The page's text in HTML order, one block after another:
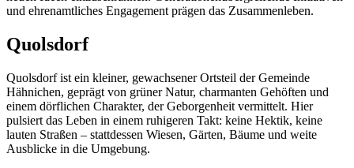
und ehrenamtliches Engagement prägen das Zusammenleben.
Quolsdorf
Quolsdorf ist ein kleiner, gewachsener Ortsteil der Gemeinde
Hähnichen, geprägt von grüner Natur, charmanten Gehöften und
einem dörflichen Charakter, der Geborgenheit vermittelt. Hier
pulsiert das Leben in einem ruhigeren Takt: keine Hektik, keine
lauten Straßen – stattdessen Wiesen, Gärten, Bäume und weite
Ausblicke in die Umgebung.